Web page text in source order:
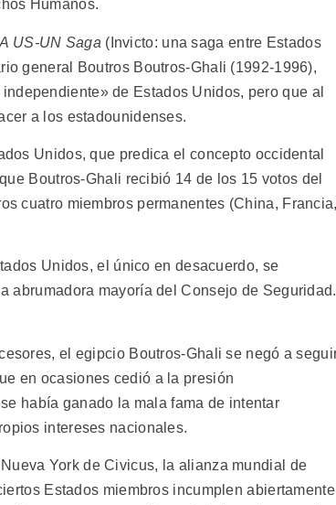
Humanos.
US-UN Saga (Invicto: una saga entre Estados
general Boutros Boutros-Ghali (1992-1996),
de Estados Unidos, pero que al
a los estadounidenses.
Unidos, que predica el concepto occidental
Boutros-Ghali recibió 14 de los 15 votos del
cuatro miembros permanentes (China,
Unidos, el único en desacuerdo, se
abrumadora mayoría del Consejo de Seguridad.
el egipcio Boutros-Ghali se negó a
en ocasiones cedió a la presión
había ganado la mala fama de intentar
intereses nacionales.
York de Civicus, la alianza mundial de
Estados miembros incumplen abiertamente